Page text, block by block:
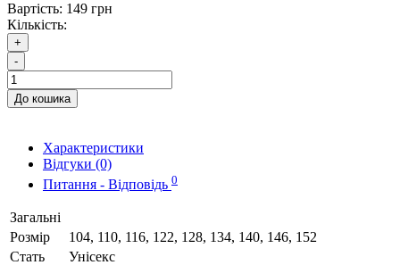
Вартість: 149 грн
Кількість:
+
-
До кошика
Характеристики
Відгуки (0)
Питання - Відповідь 0
Загальні
Розмір
104, 110, 116, 122, 128, 134, 140, 146, 152
Стать
Унісекс